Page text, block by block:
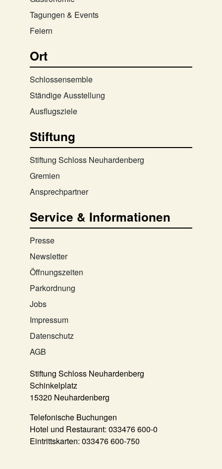
Tagungen & Events
Feiern
Ort
Schlossensemble
Ständige Ausstellung
Ausflugsziele
Stiftung
Stiftung Schloss Neuhardenberg
Gremien
Ansprechpartner
Service & Informationen
Presse
Newsletter
Öffnungszeiten
Parkordnung
Jobs
Impressum
Datenschutz
AGB
Stiftung Schloss Neuhardenberg
Schinkelplatz
15320 Neuhardenberg
Telefonische Buchungen
Hotel und Restaurant: 033476 600-0
Eintrittskarten: 033476 600-750